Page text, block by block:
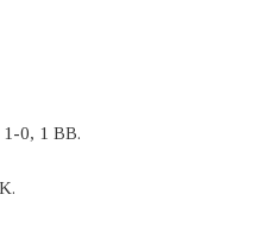
1-0, 1 BB.